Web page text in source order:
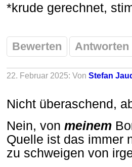
*krude gerechnet,
Bewerten Antworten
22. Februar 2025: Von Stefan
Nicht überaschend,
Nein, von meinem
Quelle ist das immer
zu schweigen von